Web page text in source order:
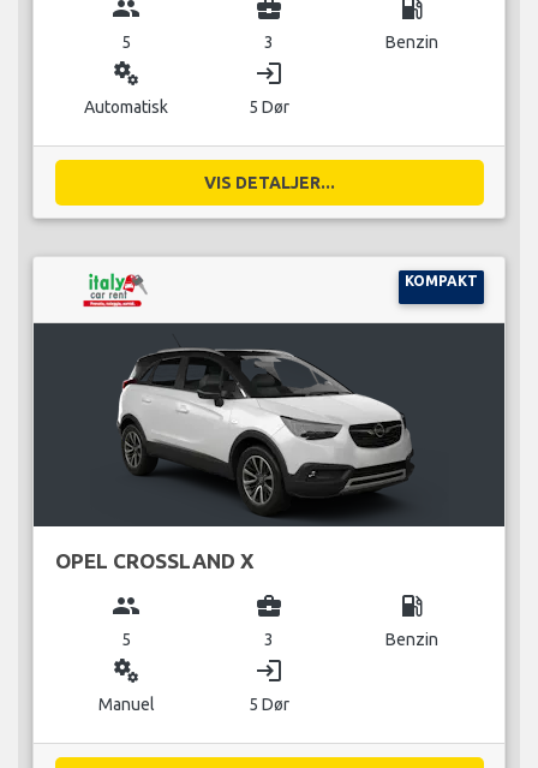
group
5
business_center
3
local_gas_station
Benzin
miscellaneous_services
Automatisk
login
5 Dør
VIS DETALJER...
KOMPAKT
OPEL CROSSLAND X
group
5
business_center
3
local_gas_station
Benzin
miscellaneous_services
Manuel
login
5 Dør